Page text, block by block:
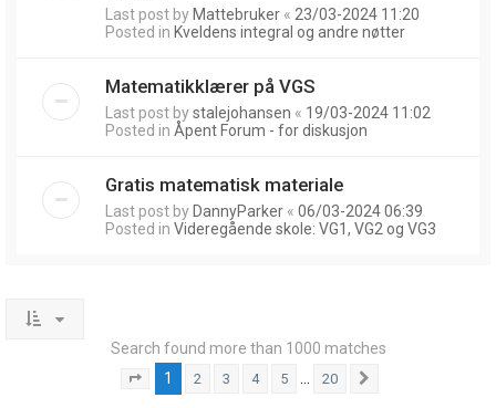
Last post by Mattebruker « 23/03-2024 11:20
Posted in Kveldens integral og andre nøtter
Matematikklærer på VGS
Last post bystalejohansen « 19/03-2024 11:02
Posted in Åpent Forum - for diskusjon
Gratis matematisk materiale
Last post by DannyParker « 06/03-2024 06:39
Posted in Videregående skole: VG1, VG2 og VG3
Search found more than 1000 matches
Page of 20
1 2 3 4 5 20